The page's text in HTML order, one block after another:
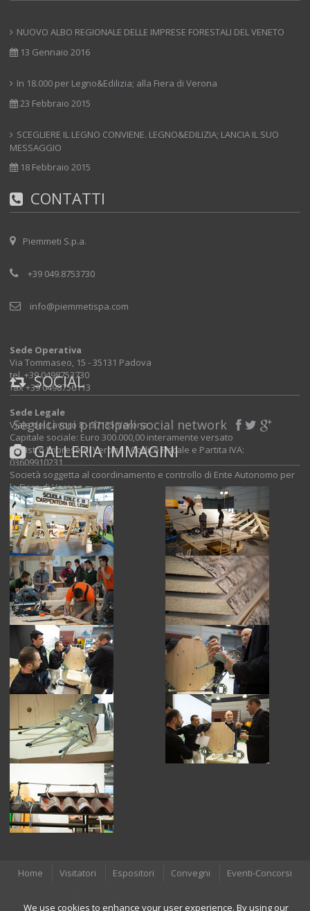
NUOVO ALBO REGIONALE DELLE IMPRESE FORESTALI DEL VENETO
13 Gennaio 2016
In 18.000 per Legno&Edilizia; alla Fiera di Verona
23 Febbraio 2015
SCEGLIERE IL LEGNO CONVIENE. LEGNO&EDILIZIA; LANCIA IL SUO
MESSAGGIO
18 Febbraio 2015
CONTATTI
Piemmeti S.p.a.
+39 049.8753730
info@piemmetispa.com
Sede Operativa
Via Tommaseo, 15 - 35131 Padova
tel. +39 0498753730
fax +39 0498756113
Sede Legale
Viale del Lavoro 8 - 37135 Verona
Capitale sociale: Euro 300.000,00 interamente versato
Registro Imprese di Verona - Codice Fiscale e Partita IVA:
03609910231
Società soggetta al coordinamento e controllo di Ente Autonomo per
le Fiere di Verona
SOCIAL
Seguici sui principali social network
GALLERIA IMMAGINI
Home Visitatori Espositori Convegni
Eventi-Concorsi
We use cookies to enhance your user experience. By using our